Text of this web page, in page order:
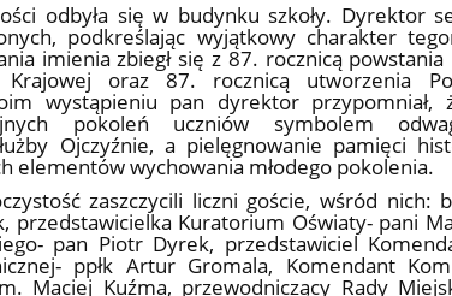
odbyła się w budynku szkoły. Dyrektor
podkreślając wyjątkowy charakter
imienia zbiegł się z 87. rocznicą powstania
Krajowej oraz 87. rocznicą utworzenia
wystąpieniu pan dyrektor przypomniał,
pokoleń uczniów symbolem
Ojczyźnie, a pielęgnowanie pamięci
elementów wychowania młodego pokolenia.
zaszczycili liczni goście, wśród nich:
przedstawicielka Kuratorium Oświaty- pani
pan Piotr Dyrek, przedstawiciel
ppłk Artur Gromala, Komendant
Maciej Kuźma, przewodniczący Rady